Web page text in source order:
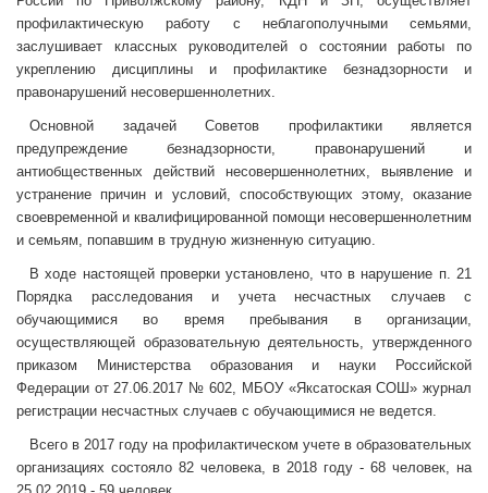
профилактическую работу с неблагополучными семьями,
заслушивает классных руководителей о состоянии работы по
укреплению дисциплины и профилактике безнадзорности и
правонарушений несовершеннолетних.
Основной задачей Советов профилактики является
предупреждение безнадзорности, правонарушений и
антиобщественных действий несовершеннолетних, выявление и
устранение причин и условий, способствующих этому, оказание
своевременной и квалифицированной помощи несовершеннолетним
и семьям, попавшим в трудную жизненную ситуацию.
В ходе настоящей проверки установлено, что в нарушение п. 21
Порядка расследования и учета несчастных случаев с
обучающимися во время пребывания в организации,
осуществляющей образовательную деятельность, утвержденного
приказом Министерства образования и науки Российской
Федерации от 27.06.2017 № 602, МБОУ «Яксатоская СОШ» журнал
регистрации несчастных случаев с обучающимися не ведется.
Всего в 2017 году на профилактическом учете в образовательных
организациях состояло 82 человека, в 2018 году - 68 человек, на